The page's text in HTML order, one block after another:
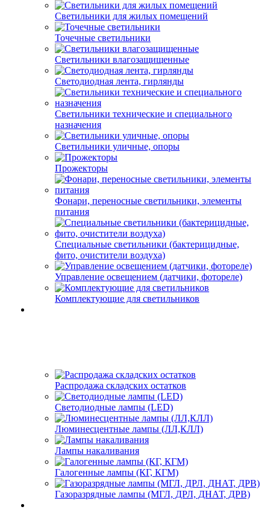
Светильники для жилых помещений
Точечные светильники
Светильники влагозащищенные
Светодиодная лента, гирлянды
Светильники технические и специального
назначения
Светильники уличные, опоры
Прожекторы
Фонари, переносные светильники, элементы
питания
Специальные светильники (бактерицидные,
фито, очистители воздуха)
Управление освещением (датчики, фотореле)
Комплектующие для светильников
Распродажа складских остатков
Светодиодные лампы (LED)
Люминесцентные лампы (ЛЛ,КЛЛ)
Лампы накаливания
Галогенные лампы (КГ, КГМ)
Газоразрядные лампы (МГЛ, ДРЛ, ДНАТ, ДРВ)